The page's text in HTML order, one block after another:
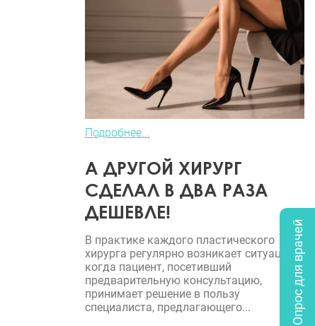
Подробнее...
А ДРУГОЙ ХИРУРГ
СДЕЛАЛ В ДВА РАЗА
ДЕШЕВЛЕ!
В практике каждого пластического
хирурга регулярно возникает ситуация,
когда пациент, посетивший
предварительную консультацию,
принимает решение в пользу
специалиста, предлагающего...
Опрос для врачей